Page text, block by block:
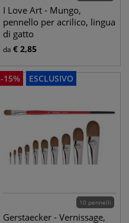
I Love Art - Mungo,
pennello per acrilico, lingua
di gatto
da € 2,85
-15% ESCLUSIVO
10 pennelli
Gerstaecker - Vernissage,